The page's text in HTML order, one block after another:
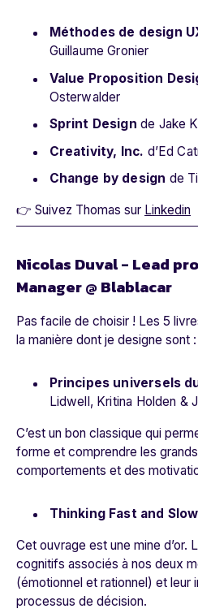
Méthodes de design
Guillaume Gronier
Value Proposition
Osterwalder
Sprint Design de Jake
Creativity, Inc. d’Ed
Change by design de
👉 Suivez Thomas sur Linkedin
Nicolas Duval - Lead
Manager @ Blablacar
Pas facile de choisir ! Les 5
la manière dont je designe sont :
Principes universels
Lidwell, Kritina Holden &
C’est un bon classique qui
forme et comprendre les
comportements et des
Thinking Fast and Slow
Cet ouvrage est une mine d’or.
cognitifs associés à nos deux
(émotionnel et rationnel) et leur
processus de décision.